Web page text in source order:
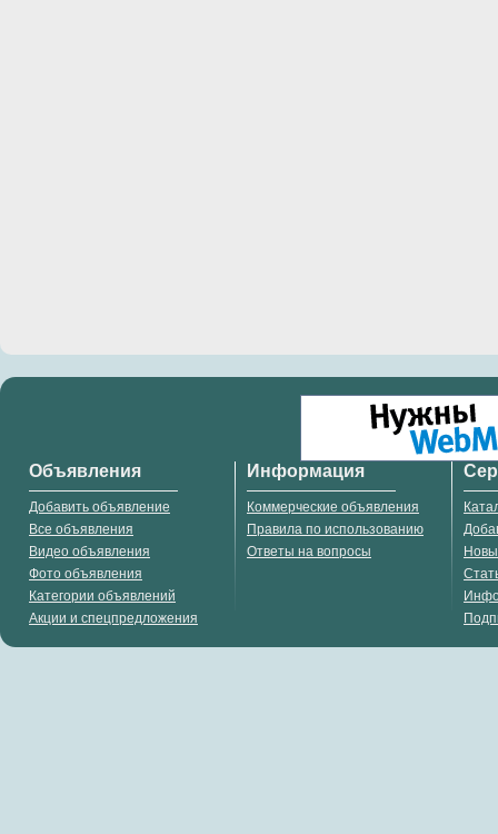
Объявления
Добавить объявление
Все объявления
Видео объявления
Фото объявления
Категории объявлений
Акции и спецпредложения
Информация
Коммерческие объявления
Правила по использованию
Ответы на вопросы